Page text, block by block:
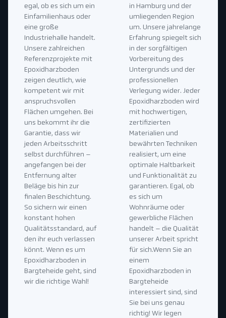
in Hamburg und der
umliegenden Region
um. Unsere jahrelange
Erfahrung spiegelt sich
in der sorgfältigen
Vorbereitung des
Untergrunds und der
professionellen
Verlegung wider. Jeder
Epoxidharzboden wird
mit hochwertigen,
zertifizierten
Materialien und
bewährten Techniken
realisiert, um eine
optimale Haltbarkeit
und Funktionalität zu
garantieren. Egal, ob
es sich um
Wohnräume oder
gewerbliche Flächen
handelt – die Qualität
unserer Arbeit spricht
für sich.Wenn Sie an
einem
Epoxidharzboden in
Bargteheide
interessiert sind, sind
Sie bei uns genau
richtig! Wir legen
egal, ob es sich um ein
Einfamilienhaus oder
eine große
Industriehalle handelt.
Unsere zahlreichen
Referenzprojekte mit
Epoxidharzboden
zeigen deutlich, wie
kompetent wir mit
anspruchsvollen
Flächen umgehen. Bei
uns bekommt ihr die
Garantie, dass wir
jeden Arbeitsschritt
selbst durchführen –
angefangen bei der
Entfernung alter
Beläge bis hin zur
finalen Beschichtung.
So sichern wir einen
konstant hohen
Qualitätsstandard, auf
den ihr euch verlassen
könnt. Wenn es um
Epoxidharzboden in
Bargteheide geht, sind
wir die richtige Wahl!